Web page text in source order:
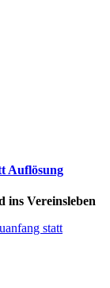
Auflösung
Vereinsleben
statt